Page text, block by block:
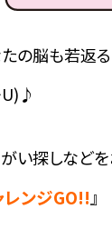
たの脳も若返る
がい探しな
レンジGO!! 』